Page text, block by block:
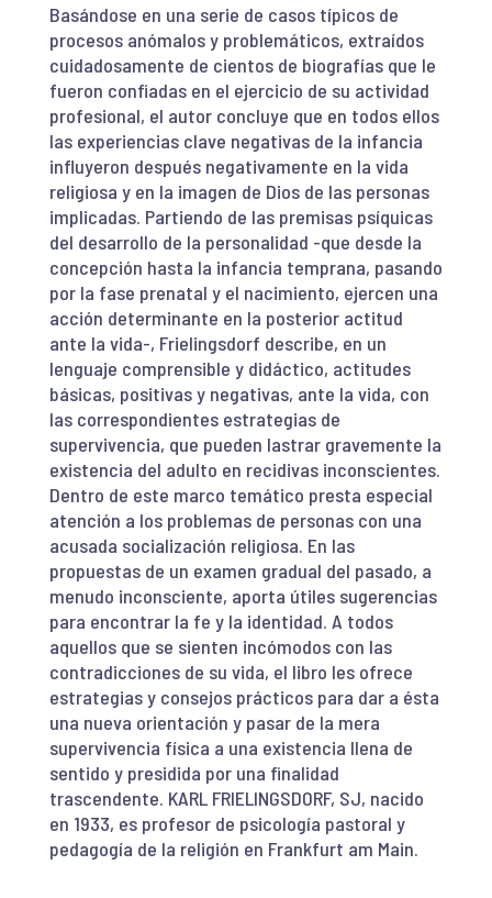
Basándose en una serie de casos típicos de
procesos anómalos y problemáticos, extraídos
cuidadosamente de cientos de biografías que le
fueron confiadas en el ejercicio de su actividad
profesional, el autor concluye que en todos ellos
las experiencias clave negativas de la infancia
influyeron después negativamente en la vida
religiosa y en la imagen de Dios de las personas
implicadas. Partiendo de las premisas psíquicas
del desarrollo de la personalidad -que desde la
concepción hasta la infancia temprana, pasando
por la fase prenatal y el nacimiento, ejercen una
acción determinante en la posterior actitud
ante la vida-, Frielingsdorf describe, en un
lenguaje comprensible y didáctico, actitudes
básicas, positivas y negativas, ante la vida, con
las correspondientes estrategias de
supervivencia, que pueden lastrar gravemente la
existencia del adulto en recidivas inconscientes.
Dentro de este marco temático presta especial
atención a los problemas de personas con una
acusada socialización religiosa. En las
propuestas de un examen gradual del pasado, a
menudo inconsciente, aporta útiles sugerencias
para encontrar la fe y la identidad. A todos
aquellos que se sienten incómodos con las
contradicciones de su vida, el libro les ofrece
estrategias y consejos prácticos para dar a ésta
una nueva orientación y pasar de la mera
supervivencia física a una existencia llena de
sentido y presidida por una finalidad
trascendente. KARL FRIELINGSDORF, SJ, nacido
en 1933, es profesor de psicología pastoral y
pedagogía de la religión en Frankfurt am Main.